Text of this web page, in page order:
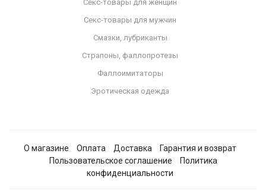
Секс-товары для женщин
Секс-товары для мужчин
Смазки, лубриканты
Страпоны, фаллопротезы
Фаллоимитаторы
Эротическая одежда
О магазине Оплата Доставка
Гарантия и возврат
Пользовательское соглашение
Политика
конфиденциальности